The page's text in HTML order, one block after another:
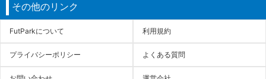
その他のリンク
FutParkについて 利用規約
プライバシーポリシー よくある質問